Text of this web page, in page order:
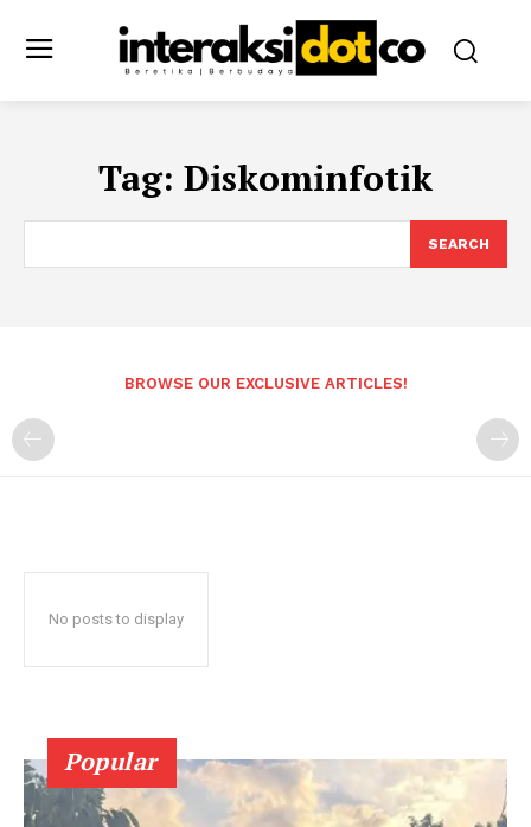
Tag: Diskominfotik
SEARCH
BROWSE OUR EXCLUSIVE ARTICLES!
No posts to display
Popular